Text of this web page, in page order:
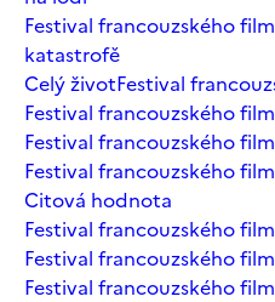
Festival francouzského
katastrofě
Celý životFestival
Festival francouzského
Festival francouzského
Festival francouzského
Citová hodnota
Festival francouzského
Festival francouzského
Festival francouzského